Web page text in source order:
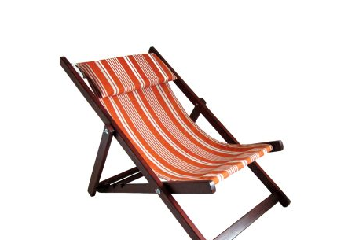
Politică de Confidențialitate cu privire la prelucrarea
datelor cu caracter personal